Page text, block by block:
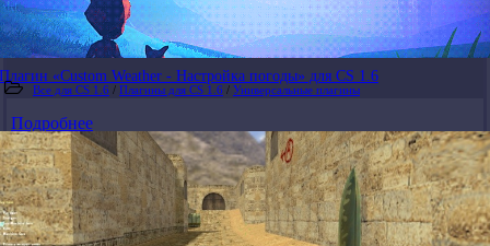
Плагин «Custom Weather - Настройка погоды» для CS 1.6
Все для CS 1.6 / Плагины для CS 1.6 / Универсальные плагины
Подробнее